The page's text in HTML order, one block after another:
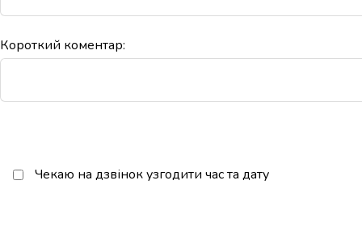
Короткий коментар:
Чекаю на дзвінок узгодити час та дату